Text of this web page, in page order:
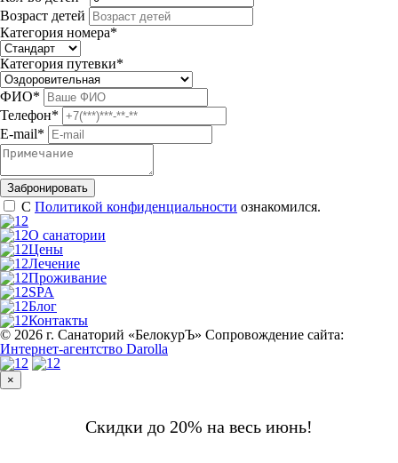
Возраст детей
Категория номера*
Категория путевки*
ФИО*
Телефон*
E-mail*
С Политикой конфиденциальности ознакомился.
О санатории
Цены
Лечение
Проживание
SPA
Блог
Контакты
© 2026 г. Санаторий «БелокурЪ» Сопровождение сайта:
Интернет-агентство Darolla
×
Скидки до 20% на весь июнь!